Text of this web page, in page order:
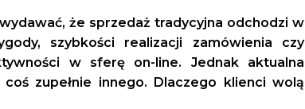
że sprzedaż tradycyjna odchodzi w
szybkości realizacji zamówienia czy
w sferę on-line. Jednak aktualna
zupełnie innego. Dlaczego klienci wolą